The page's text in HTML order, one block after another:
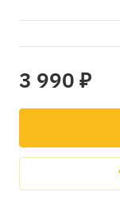
3 990 ₽